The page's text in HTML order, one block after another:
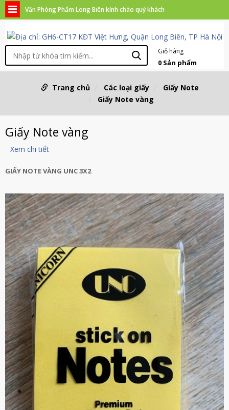
Văn Phòng Phẩm Long Biên kính chào quý khách
Giỏ hàng
0 Sản phẩm
Trang chủ Các loại giấy
Giấy Note
Giấy Note vàng
Giấy Note vàng
Xem chi tiết
GIẤY NOTE VÀNG UNC 3X2